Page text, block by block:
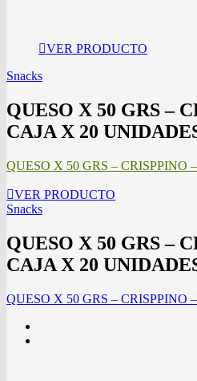
VER PRODUCTO
Snacks
QUESO X 50 GRS –
CAJA X 20
QUESO X 50 GRS – CRISPPINO
VER PRODUCTO
Snacks
QUESO X 50 GRS –
CAJA X 20
QUESO X 50 GRS – CRISPPINO